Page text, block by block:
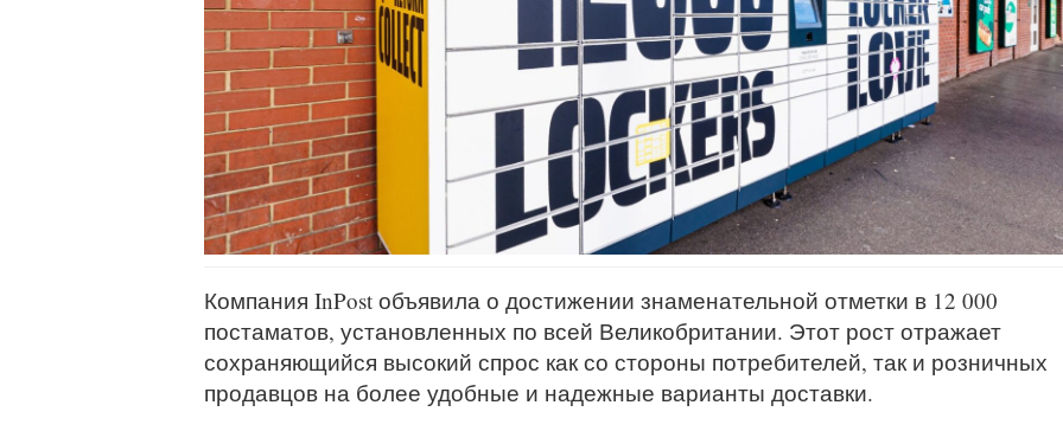
Компания InPost объявила о достижении знаменательной отметки в 12 000
постаматов, установленных по всей Великобритании. Этот рост отражает
сохраняющийся высокий спрос как со стороны потребителей, так и розничных
продавцов на более удобные и надежные варианты доставки.